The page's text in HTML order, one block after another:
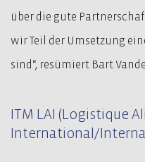
über die gute
wir Teil der Umsetzung
sind“, resümiert Bart
ITM LAI (Logistique
International/